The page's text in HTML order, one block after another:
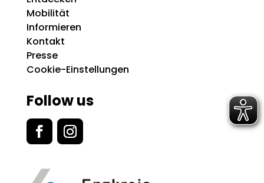
Mobilität
Informieren
Kontakt
Presse
Cookie-Einstellungen
Follow us